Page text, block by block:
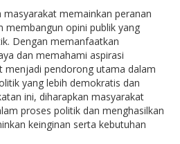
memainkan peranan
membangun opini publik yang
Dengan memanfaatkan
dan memahami aspirasi
menjadi pendorong utama dalam
yang lebih demokratis dan
ini, diharapkan masyarakat
proses politik dan menghasilkan
keinginan serta kebutuhan